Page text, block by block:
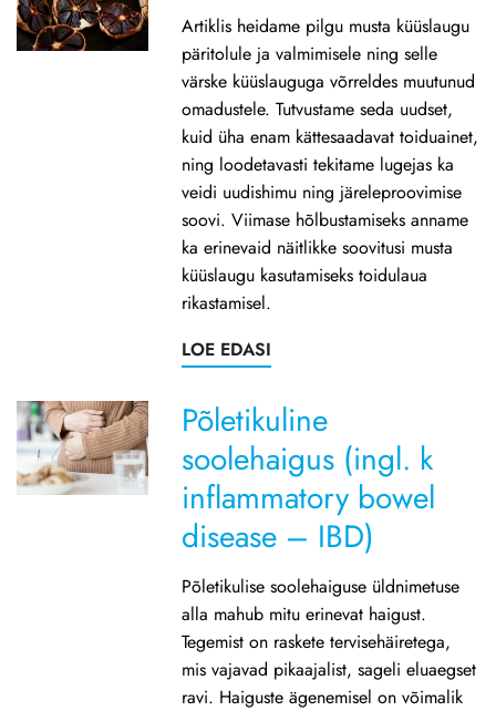
Artiklis heidame pilgu musta küüslaugu
päritolule ja valmimisele ning selle
värske küüslauguga võrreldes muutunud
omadustele. Tutvustame seda uudset,
kuid üha enam kättesaadavat toiduainet,
ning loodetavasti tekitame lugejas ka
veidi uudishimu ning järeleproovimise
soovi. Viimase hõlbustamiseks anname
ka erinevaid näitlikke soovitusi musta
küüslaugu kasutamiseks toidulaua
rikastamisel.
LOE EDASI
Põletikuline
soolehaigus (ingl. k
inflammatory bowel
disease – IBD)
Põletikulise soolehaiguse üldnimetuse
alla mahub mitu erinevat haigust.
Tegemist on raskete tervisehäiretega,
mis vajavad pikaajalist, sageli eluaegset
ravi. Haiguste ägenemisel on võimalik